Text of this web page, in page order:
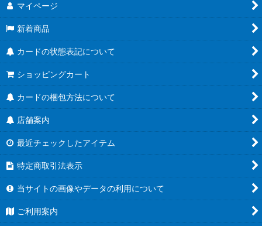
マイページ
新着商品
カードの状態表記について
ショッピングカート
カードの梱包方法について
店舗案内
最近チェックしたアイテム
特定商取引法表示
当サイトの画像やデータの利用について
ご利用案内